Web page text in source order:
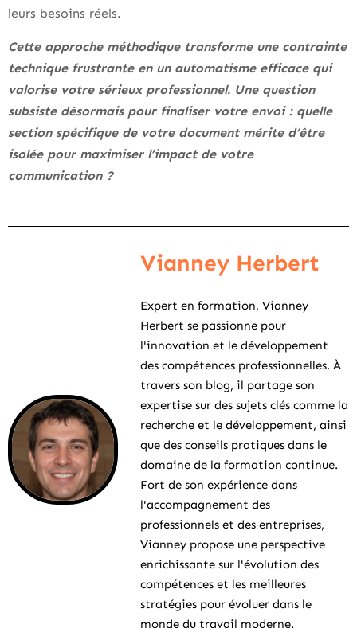
leurs besoins réels.
Cette approche méthodique transforme une contrainte
technique frustrante en un automatisme efficace qui
valorise votre sérieux professionnel. Une question
subsiste désormais pour finaliser votre envoi : quelle
section spécifique de votre document mérite d’être
isolée pour maximiser l’impact de votre
communication ?
Vianney Herbert
Expert en formation, Vianney
Herbert se passionne pour
l'innovation et le développement
des compétences professionnelles. À
travers son blog, il partage son
expertise sur des sujets clés comme la
recherche et le développement, ainsi
que des conseils pratiques dans le
domaine de la formation continue.
Fort de son expérience dans
l'accompagnement des
professionnels et des entreprises,
Vianney propose une perspective
enrichissante sur l'évolution des
compétences et les meilleures
stratégies pour évoluer dans le
monde du travail moderne.